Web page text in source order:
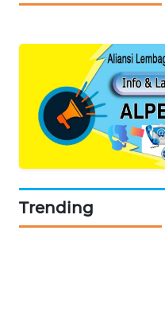
Trending
TRAVEL
WAHANANEWS
ID
WAHANANEWS
CO ID
WAHANANEWS